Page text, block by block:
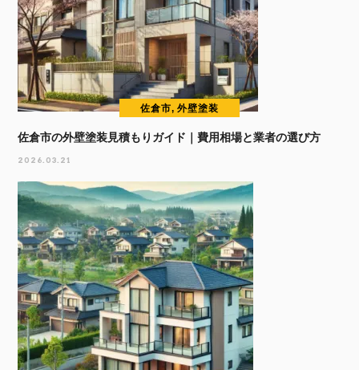
佐倉市, 外壁塗装
佐倉市の外壁塗装見積もりガイド｜費用相場と業者の選び方
2026.03.21